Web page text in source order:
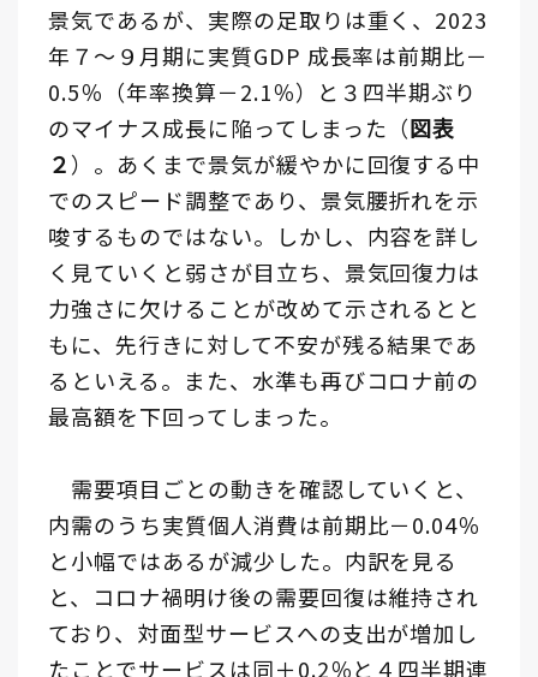
景気であるが、実際の足取りは重く、2023
年７～９月期に実質GDP 成長率は前期比－
0.5％（年率換算－2.1％）と３四半期ぶり
のマイナス成長に陥ってしまった（図表
２）。あくまで景気が緩やかに回復する中
でのスピード調整であり、景気腰折れを示
唆するものではない。しかし、内容を詳し
く見ていくと弱さが目立ち、景気回復力は
力強さに欠けることが改めて示されるとと
もに、先行きに対して不安が残る結果であ
るといえる。また、水準も再びコロナ前の
最高額を下回ってしまった。
需要項目ごとの動きを確認していくと、
内需のうち実質個人消費は前期比－0.04％
と小幅ではあるが減少した。内訳を見る
と、コロナ禍明け後の需要回復は維持され
ており、対面型サービスへの支出が増加し
たことでサービスは同＋0.2％と４四半期連